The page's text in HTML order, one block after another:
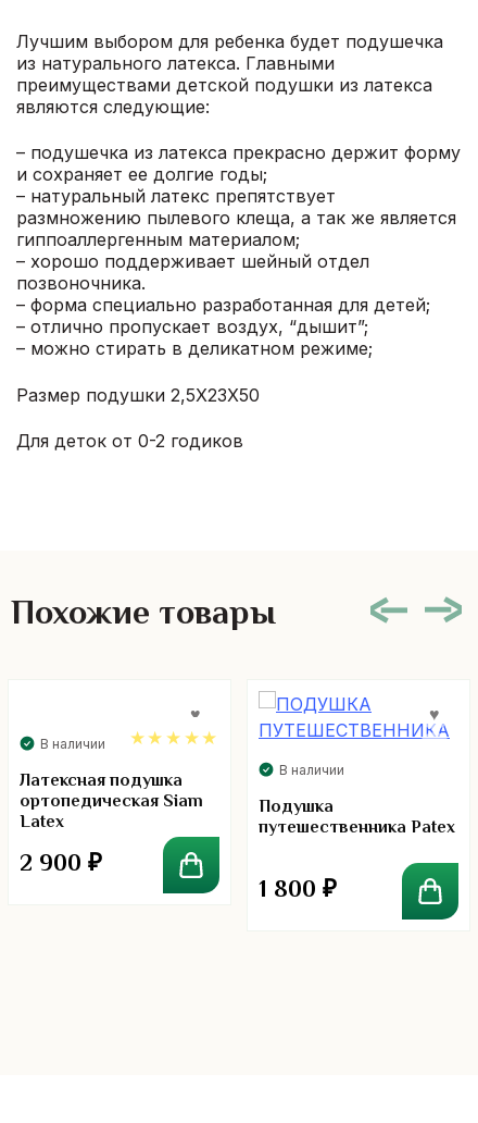
Лучшим выбором для ребенка будет подушечка
из натурального латекса. Главными
преимуществами детской подушки из латекса
являются следующие:
– подушечка из латекса прекрасно держит форму
и сохраняет ее долгие годы;
– натуральный латекс препятствует
размножению пылевого клеща, а так же является
гиппоаллергенным материалом;
– хорошо поддерживает шейный отдел
позвоночника.
– форма специально разработанная для детей;
– отлично пропускает воздух, “дышит”;
– можно стирать в деликатном режиме;
Размер подушки 2,5Х23Х50
Для деток от 0-2 годиков
Похожие товары
В наличии
5.00
Латексная подушка
ортопедическая Siam
Latex
2 900 ₽
В наличии
Подушка
путешественника Patex
1 800 ₽